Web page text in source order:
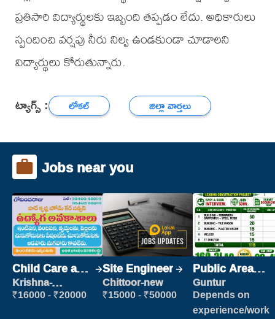
ప్రతిసారి విద్యార్థులకు ఇబ్బంది తప్పడం లేదు. అధికారులు
స్పందించి వర్షపు నీరు నిల్వ ఉండకుండా చూడాలని
విద్యార్థులు కోరుతున్నారు.
ట్యాగ్స్ : లోకల్ జిల్లా వార్తలు
Jobs near you
Child Care and
Patient care
Krishna-
vijayawada
₹16000 - ₹20000
Site Engineer
Chittoor-new
₹15000 - ₹50000
Public Area
Cleaner
Guntur
Depends on
experience/work